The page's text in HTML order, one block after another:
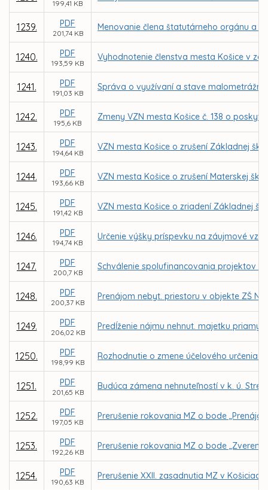
199,41 KB
1239. PDF
201,74 KB
Menovanie člena štatutárneho orgánu a
1240. PDF
193,59 KB
Vyhodnotenie členstva mesta Košice v
1241. PDF
191,03 KB
Správa o využívaní a stave
1242. PDF
195,6 KB
Zmeny VZN mesta Košice č. 138 o
1243. PDF
194,64 KB
VZN mesta Košice o zrušení Základnej
1244. PDF
193,66 KB
VZN mesta Košice o zrušení Materskej
1245. PDF
191,42 KB
VZN mesta Košice o zriadení Základnej
1246. PDF
194,74 KB
Určenie výšky príspevku na záujmové
1247. PDF
200,7 KB
Schválenie spolufinancovania projektov
1248. PDF
200,37 KB
Prenájom nebyt. priestoru v objekte ZŠ
1249. PDF
206,02 KB
Predĺženie nájmu nehnut. majetku
1250. PDF
198,99 KB
Rozhodnutie o zmene účelového určenia
1251. PDF
201,65 KB
Budúca zámena nehnuteľností v k. ú.
1252. PDF
197,05 KB
Prerušenie rokovania MZ o bode
1253. PDF
192,26 KB
Prerušenie rokovania MZ o bode
1254. PDF
190,63 KB
Prerušenie XXII. zasadnutia MZ v Košiciach